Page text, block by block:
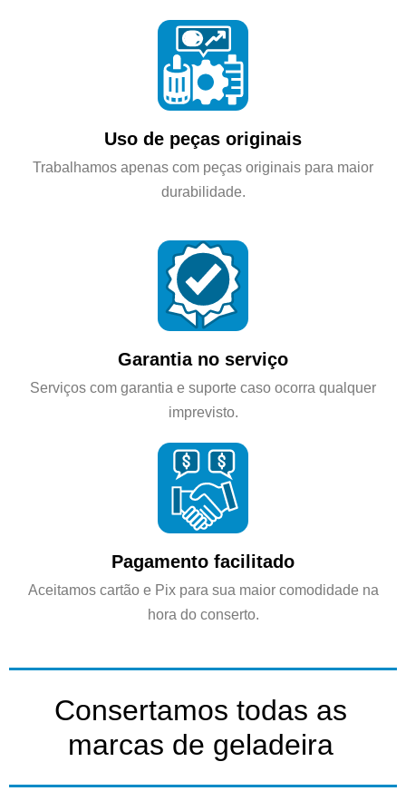
Uso de peças originais
Trabalhamos apenas com peças originais para maior
durabilidade.
Garantia no serviço
Serviços com garantia e suporte caso ocorra qualquer
imprevisto.
Pagamento facilitado
Aceitamos cartão e Pix para sua maior comodidade na
hora do conserto.
Consertamos todas as
marcas de geladeira